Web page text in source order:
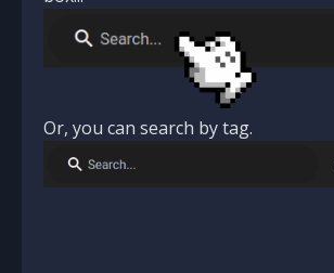
Or, you can search by tag.